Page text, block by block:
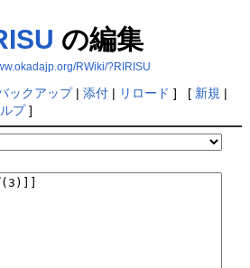
の編集
RWiki/?RIRISU
ックアップ| 添付| リロード ] [ 新規 |
プ]